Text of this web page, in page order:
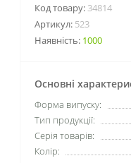
Код товару: 34814
Артикул: 523
Наявність: 1000
Основні
Форма випуску:
Тип продукції:
Серія товарів:
Колір: